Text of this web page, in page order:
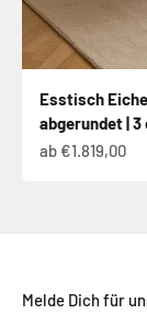
Esstisch
abgerundet | 3
Angebot
ab €1.819,00
Melde Dich für